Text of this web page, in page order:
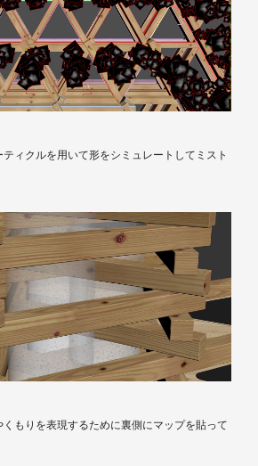
ィクルを用いて形をシミュレートしてミスト
もりを表現するために裏側にマップを貼って